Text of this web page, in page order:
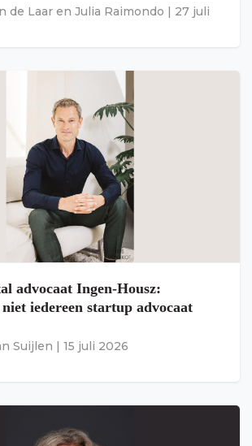
de Laar en Julia Raimondo | 27 juli
advocaat Ingen-Housz:
iedereen startup advocaat
Suijlen | 15 juli 2026